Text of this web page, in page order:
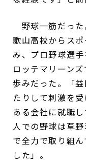
野球一筋だった
歌山高校からス
み、プロ野球選
ロッテマリーン
歩みだった。「
たりして刺激を
ある会社に就職
人での野球は草
で全力で取り組
した」。